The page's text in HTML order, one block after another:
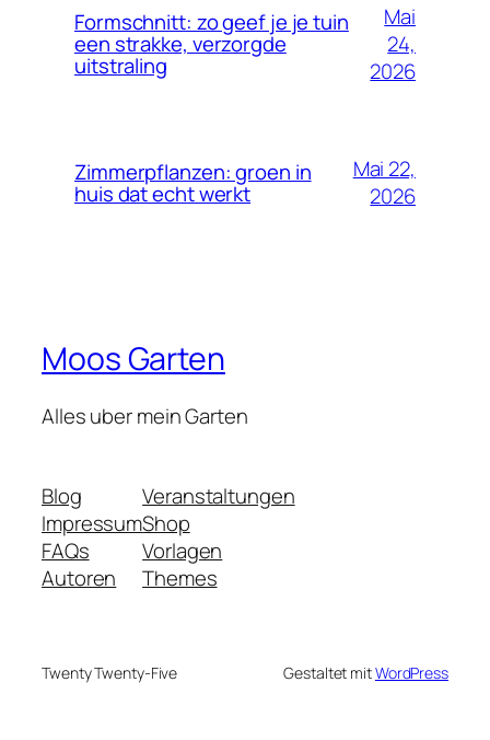
Formschnitt: zo geef je je tuin
een strakke, verzorgde
uitstraling
Mai
24,
2026
Zimmerpflanzen: groen in
huis dat echt werkt
Mai 22,
2026
Moos Garten
Alles uber mein Garten
Blog
Impressum
FAQs
Autoren
Veranstaltungen
Shop
Vorlagen
Themes
Twenty Twenty-Five Gestaltet mitWordPress